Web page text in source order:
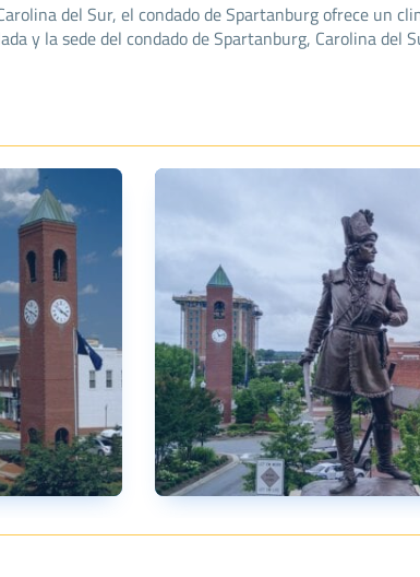
del Sur, el condado de Spartanburg ofrece un
y la sede del condado de Spartanburg, Carolina del